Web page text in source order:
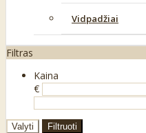
Vidpadžiai
Filtras
Kaina
€
Valyti Filtruoti